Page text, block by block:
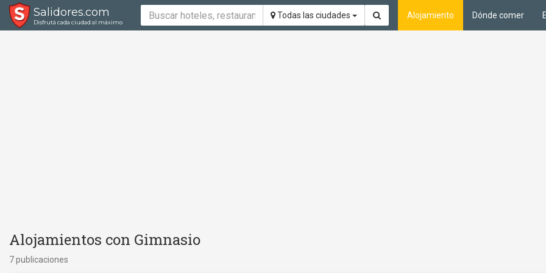
Salidores.com
Disfrutá cada ciudad al máximo
Todas las ciudades Alojamiento Dónde comer
Alojamientos con Gimnasio
7 publicaciones